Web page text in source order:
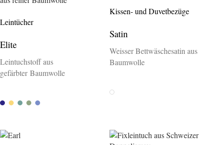
Leintücher
Elite
Leintuchstoff aus
gefärbter Baumwolle
Riviera
Citron 210
Reseda 730
Schilf 731
Mare 580
Kissen- und Duvetbezüge
Satin
Weisser Bettwäschesatin aus
Baumwolle
Weiss